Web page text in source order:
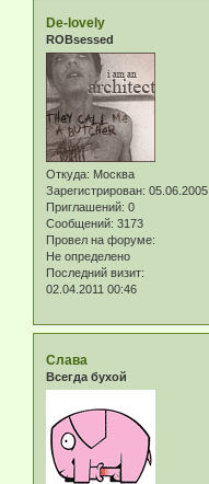
De-lovely
ROBsessed
Откуда: Москва
Зарегистрирован: 05.06.2005
Приглашений: 0
Сообщений: 3173
Провел на форуме:
Не определено
Последний визит:
02.04.2011 00:46
Слава
Всегда бухой